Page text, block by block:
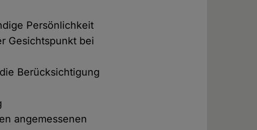
Persönlichkeit
Gesichtspunkt bei
Berücksichtigung
angemessenen